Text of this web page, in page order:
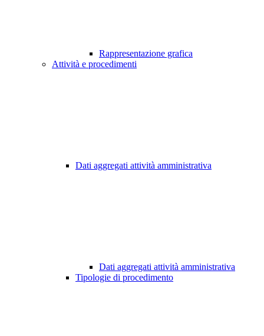
Rappresentazione grafica
Attività e procedimenti
Dati aggregati attività amministrativa
Dati aggregati attività amministrativa
Tipologie di procedimento